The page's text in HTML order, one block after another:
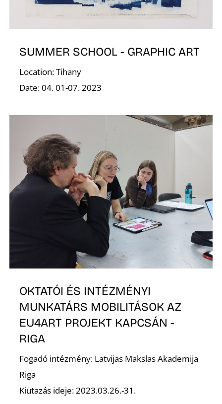
SUMMER SCHOOL - GRAPHIC ART
Location: Tihany
Date: 04. 01-07. 2023
OKTATÓI ÉS INTÉZMÉNYI
MUNKATÁRS MOBILITÁSOK AZ
EU4ART PROJEKT KAPCSÁN -
RIGA
Fogadó intézmény: Latvijas Makslas Akademija
Riga
Kiutazás ideje: 2023.03.26.-31.